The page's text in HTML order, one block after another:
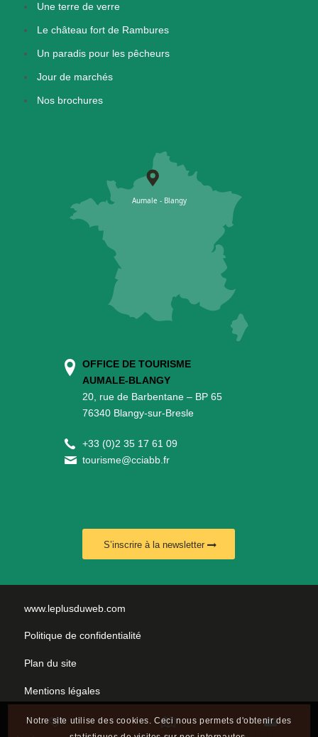
Une terre de verre
Le château fort de Rambures
Un paradis pour les pêcheurs
Jour de marchés
Nos brochures
OFFICE DE TOURISME
AUMALE-BLANGY
20, rue de Barbentane – BP 65
76340 Blangy-sur-Bresle
+33 (0)2 35 17 61 09
tourisme@cciabb.fr
S’inscrire à la newsletter
www.leplusduweb.com
Politique de confidentialité
Plan du site
Mentions légales
Nous contacter
Notre site utilise des cookies. Ceci nous permets d'obtenir des